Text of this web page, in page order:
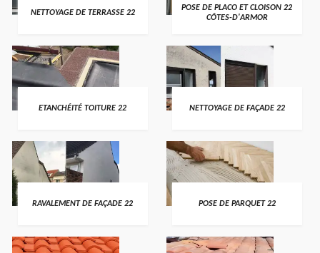
NETTOYAGE DE TERRASSE 22
POSE DE PLACO ET CLOISON 22
CÔTES-D'ARMOR
ETANCHÉITÉ TOITURE 22 NETTOYAGE DE FAÇADE 22
RAVALEMENT DE FAÇADE 22 POSE DE PARQUET 22